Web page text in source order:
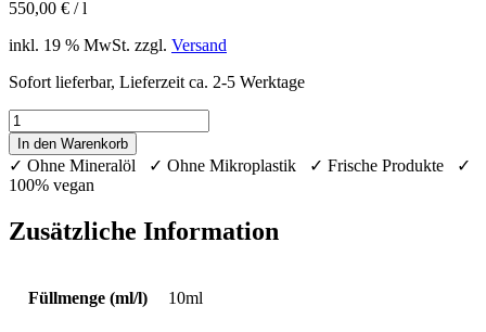
550,00 € /l
inkl. 19 % MwSt. zzgl. Versand
Sofort lieferbar, Lieferzeit ca. 2-5 Werktage
Argan
Haaröl
Reisegröße
Menge
In den Warenkorb
✓ Ohne Mineralöl ✓ Ohne Mikroplastik ✓ Frische Produkte ✓
100% vegan
Zusätzliche Information
Füllmenge (ml/l) 10ml